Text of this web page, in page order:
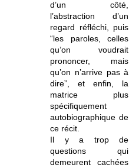
d’un côté,
l’abstraction d’un
regard réfléchi, puis
“les paroles, celles
qu’on voudrait
prononcer, mais
qu’on n’arrive pas à
dire”, et enfin, la
matrice plus
spécifiquement
autobiographique de
ce récit.
Il y a trop de
questions qui
demeurent cachées